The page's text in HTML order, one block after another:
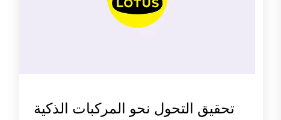
تحقيق التحول نحو المركبات الذكية